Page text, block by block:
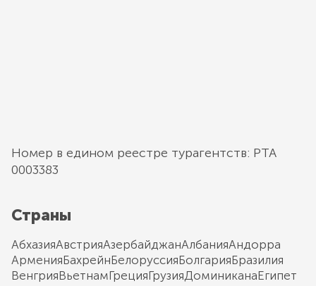
Номер в едином реестре турагентств: РТА
0003383
Страны
АбхазияАвстрияАзербайджанАлбанияАндорра
АрменияБахрейнБелоруссияБолгарияБразилия
ВенгрияВьетнамГрецияГрузияДоминиканаЕгипет